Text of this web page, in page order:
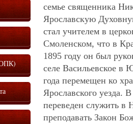
семье священника
Ярославскую
стал учителем в
Смоленском, что в
1895 году он был
селе Васильевское в
года перемещен ко
Ярославского уезда.
переведен служить в
преподавать Закон